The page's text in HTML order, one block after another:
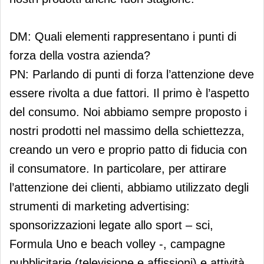
DM: Quali elementi rappresentano i punti di
forza della vostra azienda?
PN: Parlando di punti di forza l’attenzione deve
essere rivolta a due fattori. Il primo è l’aspetto
del consumo. Noi abbiamo sempre proposto i
nostri prodotti nel massimo della schiettezza,
creando un vero e proprio patto di fiducia con
il consumatore. In particolare, per attirare
l’attenzione dei clienti, abbiamo utilizzato degli
strumenti di marketing advertising:
sponsorizzazioni legate allo sport – sci,
Formula Uno e beach volley -, campagne